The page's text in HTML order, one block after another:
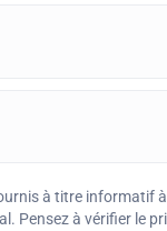
à titre informatif
Pensez à vérifier le